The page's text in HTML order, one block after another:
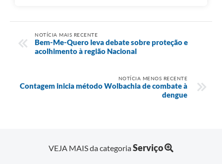
NOTÍCIA MAIS RECENTE
Bem-Me-Quero leva debate sobre proteção e
acolhimento à região Nacional
NOTÍCIA MENOS RECENTE
Contagem inicia método Wolbachia de combate à
dengue
VEJA MAIS da categoriaServiço